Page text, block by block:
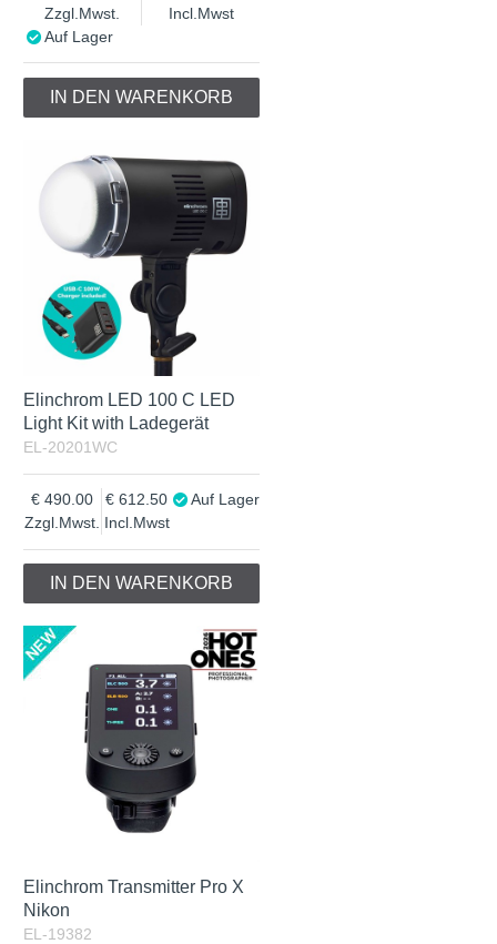
Zzgl.Mwst.
Incl.Mwst
Auf Lager
IN DEN WARENKORB
Elinchrom LED 100 C LED
Light Kit with Ladegerät
EL-20201WC
Zzgl.Mwst.
490.00
Incl.Mwst
612.50 Auf Lager
IN DEN WARENKORB
Elinchrom Transmitter Pro X
Nikon
EL-19382